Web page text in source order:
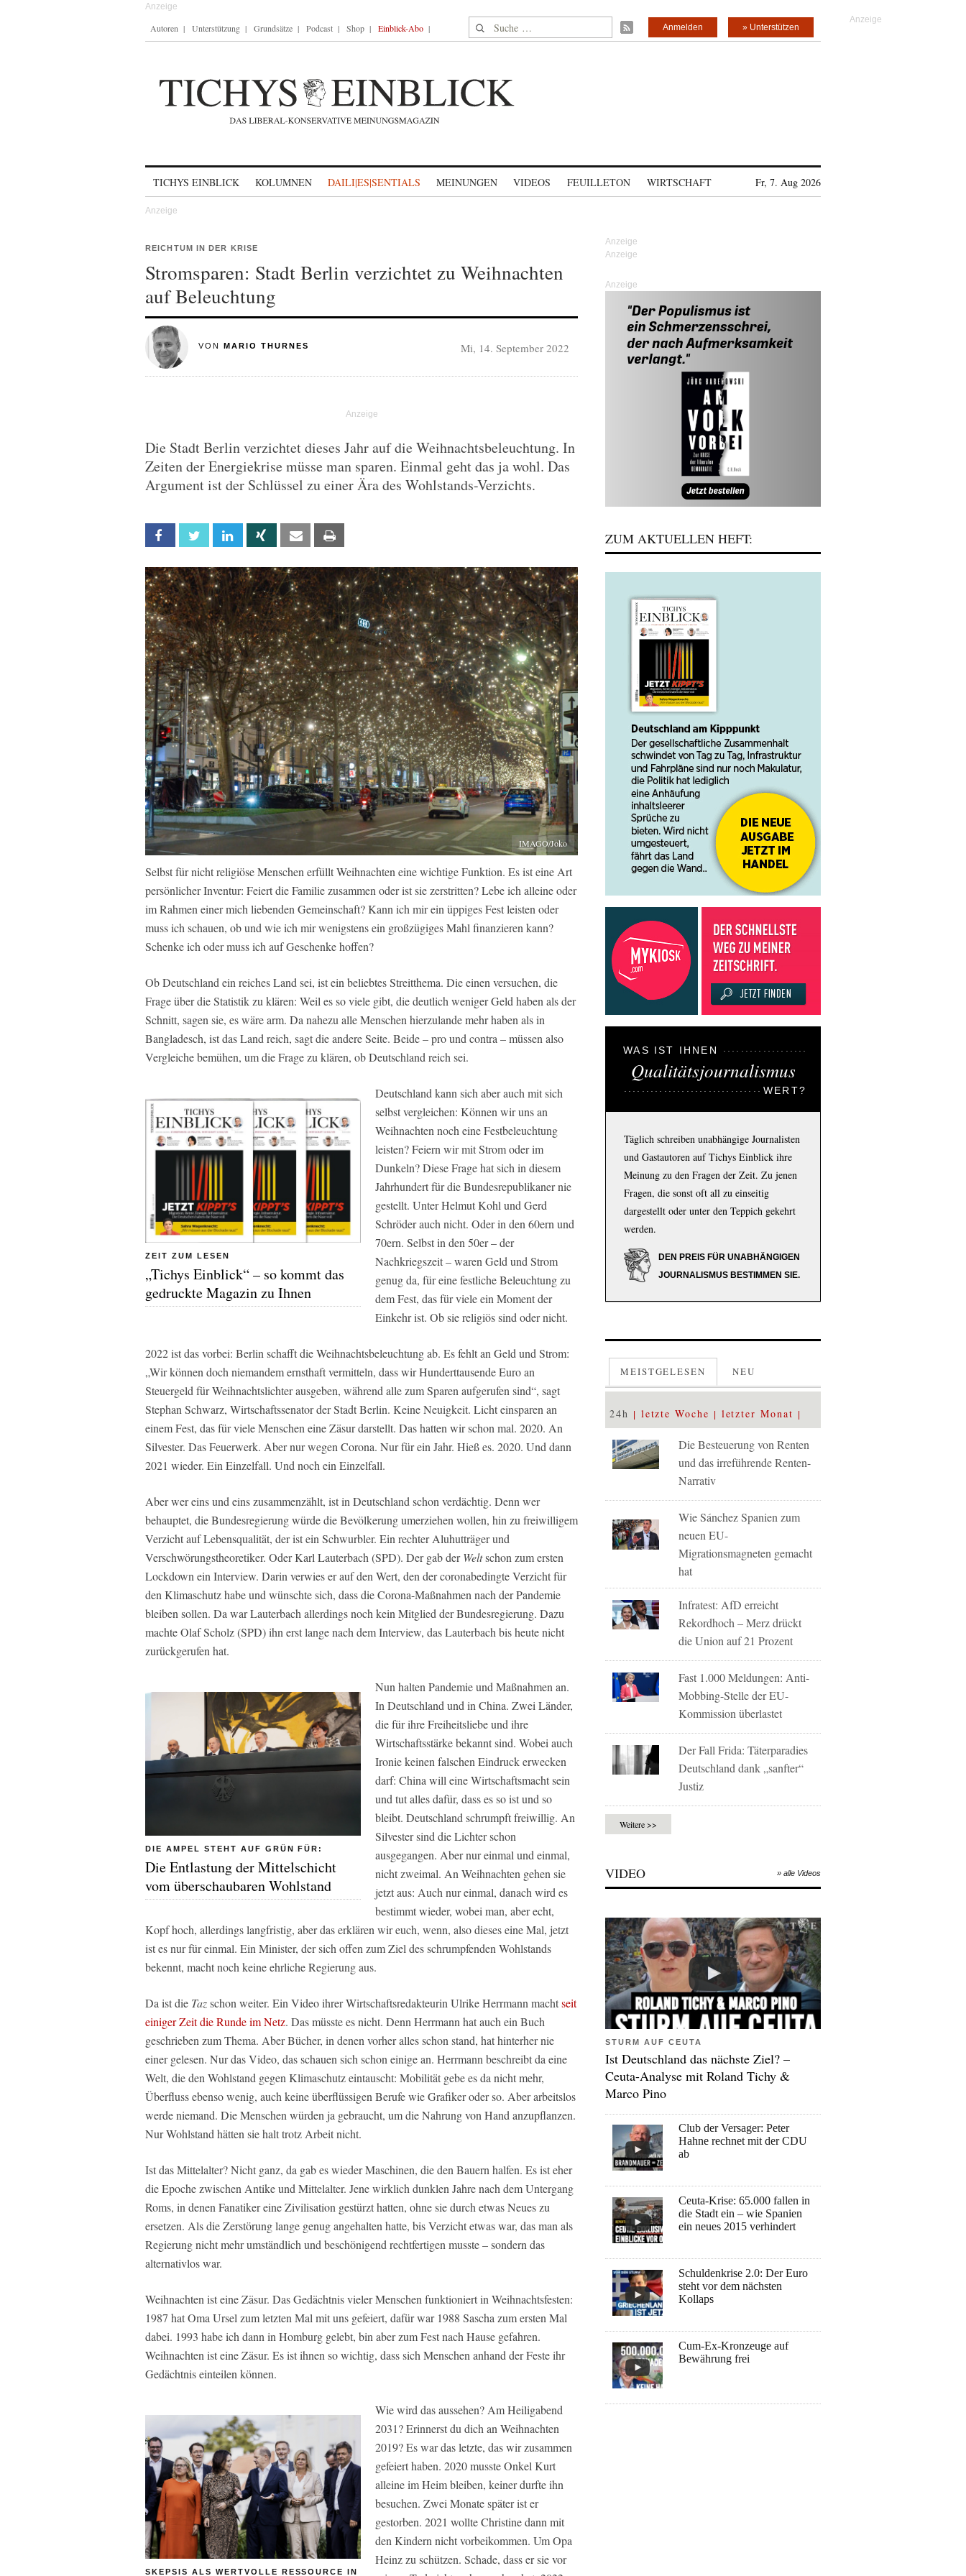
Autoren Unterstützung Grundsätze Podcast Shop Einblick-Abo Suche nach: » Unterstützen
Anmelden
TICHYS EINBLICK KOLUMNEN DAILI|ES|SENTIALS MEINUNGEN VIDEOS FEUILLETON WIRTSCHAFT Fr, 7. Aug 2026
REICHTUM IN DER KRISE
Stromsparen: Stadt Berlin verzichtet zu Weihnachten
auf Beleuchtung
VON MARIO THURNES Mi, 14. September 2022
Die Stadt Berlin verzichtet dieses Jahr auf die Weihnachtsbeleuchtung. In
Zeiten der Energiekrise müsse man sparen. Einmal geht das ja wohl. Das
Argument ist der Schlüssel zu einer Ära des Wohlstands-Verzichts.
Facebook Twitter Linkedin Xing Email
IMAGO/Joko
Selbst für nicht religiöse Menschen erfüllt Weihnachten eine wichtige Funktion. Es ist eine Art
persönlicher Inventur: Feiert die Familie zusammen oder ist sie zerstritten? Lebe ich alleine oder
im Rahmen einer mich liebenden Gemeinschaft? Kann ich mir ein üppiges Fest leisten oder
muss ich schauen, ob und wie ich mir wenigstens ein großzügiges Mahl finanzieren kann?
Schenke ich oder muss ich auf Geschenke hoffen?
Ob Deutschland ein reiches Land sei, ist ein beliebtes Streitthema. Die einen versuchen, die
Frage über die Statistik zu klären: Weil es so viele gibt, die deutlich weniger Geld haben als der
Schnitt, sagen sie, es wäre arm. Da nahezu alle Menschen hierzulande mehr haben als in
Bangladesch, ist das Land reich, sagt die andere Seite. Beide – pro und contra – müssen also
Vergleiche bemühen, um die Frage zu klären, ob Deutschland reich sei.
ZEIT ZUM LESEN
„Tichys Einblick“ – so kommt das
gedruckte Magazin zu Ihnen
Deutschland kann sich aber auch mit sich
selbst vergleichen: Können wir uns an
Weihnachten noch eine Festbeleuchtung
leisten? Feiern wir mit Strom oder im
Dunkeln? Diese Frage hat sich in diesem
Jahrhundert für die Bundesrepublikaner nie
gestellt. Unter Helmut Kohl und Gerd
Schröder auch nicht. Oder in den 60ern und
70ern. Selbst in den 50er – der
Nachkriegszeit – waren Geld und Strom
genug da, für eine festliche Beleuchtung zu
dem Fest, das für viele ein Moment der
Einkehr ist. Ob sie religiös sind oder nicht.
2022 ist das vorbei: Berlin schafft die Weihnachtsbeleuchtung ab. Es fehlt an Geld und Strom:
„Wir können doch niemandem ernsthaft vermitteln, dass wir Hunderttausende Euro an
Steuergeld für Weihnachtslichter ausgeben, während alle zum Sparen aufgerufen sind“, sagt
Stephan Schwarz, Wirtschaftssenator der Stadt Berlin. Keine Neuigkeit. Licht einsparen an
einem Fest, das für viele Menschen eine Zäsur darstellt. Das hatten wir schon mal. 2020. An
Silvester. Das Feuerwerk. Aber nur wegen Corona. Nur für ein Jahr. Hieß es. 2020. Und dann
2021 wieder. Ein Einzelfall. Und noch ein Einzelfall.
Aber wer eins und eins zusammenzählt, ist in Deutschland schon verdächtig. Denn wer
behauptet, die Bundesregierung würde die Bevölkerung umerziehen wollen, hin zu freiwilligem
Verzicht auf Lebensqualität, der ist ein Schwurbler. Ein rechter Aluhutträger und
Verschwörungstheoretiker. Oder Karl Lauterbach (SPD). Der gab derWeltschon zum ersten
Lockdown ein Interview. Darin verwies er auf den Wert, den der coronabedingte Verzicht für
den Klimaschutz habe und wünschte sich, dass die Corona-Maßnahmen nach der Pandemie
bleiben sollen. Da war Lauterbach allerdings noch kein Mitglied der Bundesregierung. Dazu
machte Olaf Scholz (SPD) ihn erst lange nach dem Interview, das Lauterbach bis heute nicht
zurückgerufen hat.
DIE AMPEL STEHT AUF GRÜN FÜR:
Die Entlastung der Mittelschicht
vom überschaubaren Wohlstand
Nun halten Pandemie und Maßnahmen an.
In Deutschland und in China. Zwei Länder,
die für ihre Freiheitsliebe und ihre
Wirtschaftsstärke bekannt sind. Wobei auch
Ironie keinen falschen Eindruck erwecken
darf: China will eine Wirtschaftsmacht sein
und tut alles dafür, dass es so ist und so
bleibt. Deutschland schrumpft freiwillig. An
Silvester sind die Lichter schon
ausgegangen. Aber nur einmal und einmal,
nicht zweimal. An Weihnachten gehen sie
jetzt aus: Auch nur einmal, danach wird es
bestimmt wieder, wobei man, aber echt,
Kopf hoch, allerdings langfristig, aber das erklären wir euch, wenn, also dieses eine Mal, jetzt
ist es nur für einmal. Ein Minister, der sich offen zum Ziel des schrumpfenden Wohlstands
bekennt, macht noch keine ehrliche Regierung aus.
Da ist die Tazschon weiter. Ein Video ihrer Wirtschaftsredakteurin Ulrike Herrmann machtseit
einiger Zeit die Runde im Netz. Das müsste es nicht. Denn Herrmann hat auch ein Buch
geschrieben zum Thema. Aber Bücher, in denen vorher alles schon stand, hat hinterher nie
einer gelesen. Nur das Video, das schauen sich schon einige an. Herrmann beschreibt da eine
Welt, die den Wohlstand gegen Klimaschutz eintauscht: Mobilität gebe es da nicht mehr,
Überfluss ebenso wenig, auch keine überflüssigen Berufe wie Grafiker oder so. Aber arbeitslos
werde niemand. Die Menschen würden ja gebraucht, um die Nahrung von Hand anzupflanzen.
Nur Wohlstand hätten sie halt trotz Arbeit nicht.
Ist das Mittelalter? Nicht ganz, da gab es wieder Maschinen, die den Bauern halfen. Es ist eher
die Epoche zwischen Antike und Mittelalter. Jene wirklich dunklen Jahre nach dem Untergang
Roms, in denen Fanatiker eine Zivilisation gestürzt hatten, ohne sie durch etwas Neues zu
ersetzen. Als die Zerstörung lange genug angehalten hatte, bis Verzicht etwas war, das man als
Regierung nicht mehr umständlich und beschönigend rechtfertigen musste – sondern das
alternativlos war.
Weihnachten ist eine Zäsur. Das Gedächtnis vieler Menschen funktioniert in Weihnachtsfesten:
1987 hat Oma Ursel zum letzten Mal mit uns gefeiert, dafür war 1988 Sascha zum ersten Mal
dabei. 1993 habe ich dann in Homburg gelebt, bin aber zum Fest nach Hause gefahren.
Weihnachten ist eine Zäsur. Es ist ihnen so wichtig, dass sich Menschen anhand der Feste ihr
Gedächtnis einteilen können.
SKEPSIS ALS WERTVOLLE RESSOURCE IN
Wie wird das aussehen? Am Heiligabend
2031? Erinnerst du dich an Weihnachten
2019? Es war das letzte, das wir zusammen
gefeiert haben. 2020 musste Onkel Kurt
alleine im Heim bleiben, keiner durfte ihn
besuchen. Zwei Monate später ist er
gestorben. 2021 wollte Christine dann mit
den Kindern nicht vorbeikommen. Um Opa
Heinz zu schützen. Schade, dass er sie vor
Anzeige
ZUM AKTUELLEN HEFT:
WAS IST IHNEN
Qualitätsjournalismus
WERT?
Täglich schreiben unabhängige Journalisten
und Gastautoren auf Tichys Einblick ihre
Meinung zu den Fragen der Zeit. Zu jenen
Fragen, die sonst oft all zu einseitig
dargestellt oder unter den Teppich gekehrt
werden.
DEN PREIS FÜR UNABHÄNGIGEN
JOURNALISMUS BESTIMMEN SIE.
MEISTGELESEN NEU
24h letzte Woche letzter Monat
Die Besteuerung von Renten
und das irreführende Renten-
Narrativ
Wie Sánchez Spanien zum
neuen EU-
Migrationsmagneten gemacht
hat
Infratest: AfD erreicht
Rekordhoch – Merz drückt
die Union auf 21 Prozent
Fast 1.000 Meldungen: Anti-
Mobbing-Stelle der EU-
Kommission überlastet
Der Fall Frida: Täterparadies
Deutschland dank „sanfter“
Justiz
Weitere >>
VIDEO » alle Videos
STURM AUF CEUTA
Ist Deutschland das nächste Ziel? –
Ceuta-Analyse mit Roland Tichy &
Marco Pino
Club der Versager: Peter
Hahne rechnet mit der CDU
ab
Ceuta-Krise: 65.000 fallen in
die Stadt ein – wie Spanien
ein neues 2015 verhindert
Schuldenkrise 2.0: Der Euro
steht vor dem nächsten
Kollaps
Cum-Ex-Kronzeuge auf
Bewährung frei